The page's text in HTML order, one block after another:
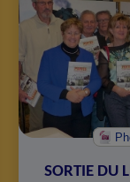
SORTIE DU